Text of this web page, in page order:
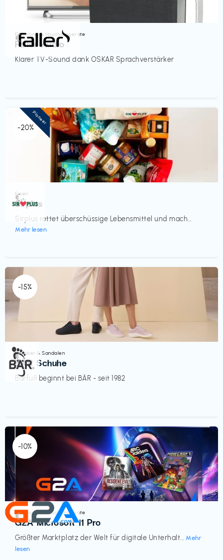
Elektronik & Haushaltsgeräte
Faller Audio
Klarer TV-Sound dank OSKAR Sprachverstärker
€‎
-20%
Essen
Sirplus
Sirplus rettet überschüssige Lebensmittel und mach...
Mehr lesen
€‎
Pioneer
-15%
Sneaker & Sandalen
BÄR Schuhe
Barfuß beginnt bei BÄR - seit 1982
€‎
-10%
Elektronik & Haushaltsgeräte
G2A Microsoft 11 Pro
Größter Marktplatz der Welt für digitale Unterhalt... Mehr
lesen
€‎